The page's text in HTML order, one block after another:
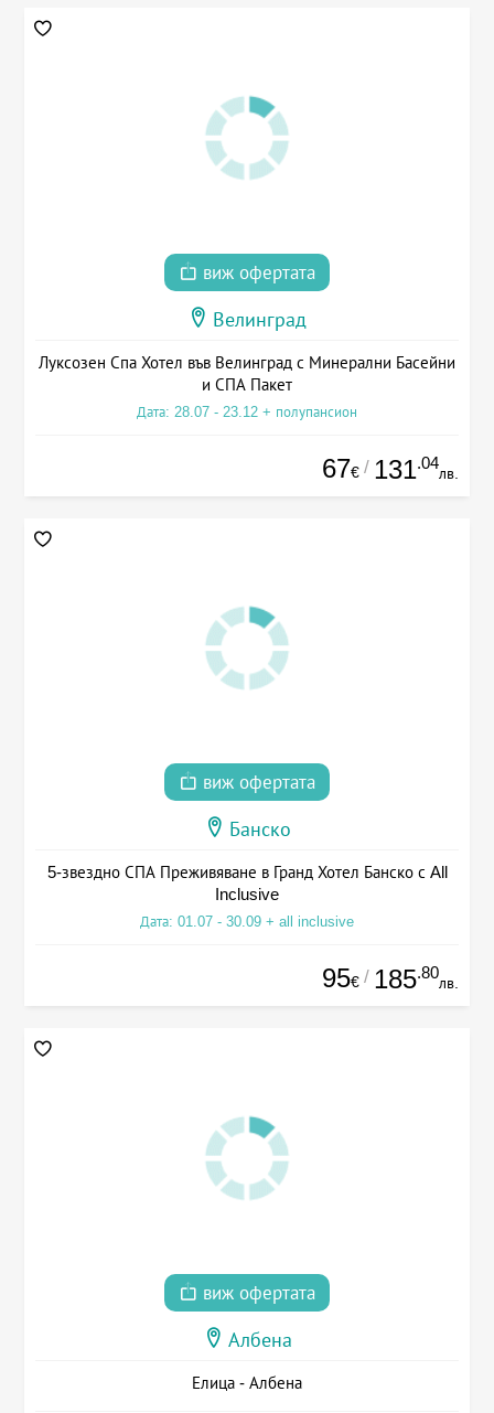
виж офертата
Велинград
Луксозен Спа Хотел във Велинград с Минерални Басейни
и СПА Пакет
Дата: 28.07 - 23.12 + полупансион
67€ / 131.04
лв.
виж офертата
Банско
5-звездно СПА Преживяване в Гранд Хотел Банско с All
Inclusive
Дата: 01.07 - 30.09 + all inclusive
95€ / 185.80
лв.
виж офертата
Албена
Елица - Албена